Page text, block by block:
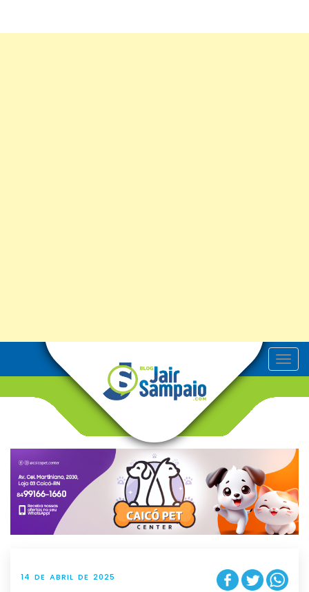
T
o
v
g
t
i
o
n
14 DE ABRIL DE 2025